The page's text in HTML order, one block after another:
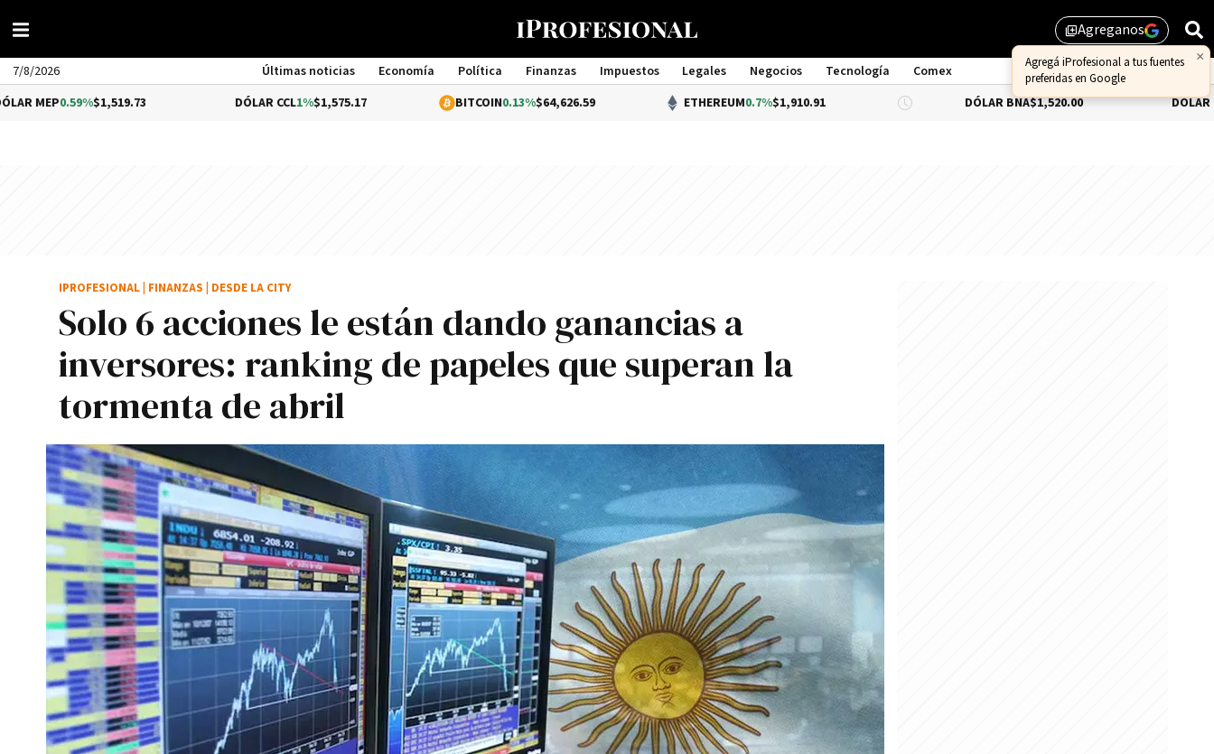
library_addAgreganos
×
Agregá iProfesional a tus fuentes
preferidas en Google
7/8/2026 Últimas noticias Economía Política Finanzas Impuestos Legales Negocios Tecnología
Comex
Management
$1,519.73 1%$1,575.17 0.13%$64,626.59 ETHEREUM 0.7%$1,910.91 DÓLAR BNA $1,520.00 DÓLAR BLUE-0.66%
Solo 6 acciones le están dando ganancias a
inversores: ranking de papeles que superan la
tormenta de abril
IPROFESIONAL FINANZAS DESDE LA CITY